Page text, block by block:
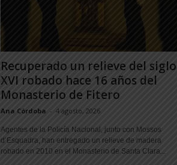
Recuperado un relieve del siglo
XVI robado hace 16 años del
Monasterio de Fitero
Ana Córdoba - 4 agosto, 2026
Agentes de la Policía Nacional, junto con Mossos
d’Esquadra, han entregado un relieve de madera
robado en 2010 en el Monasterio de Santa Clara...